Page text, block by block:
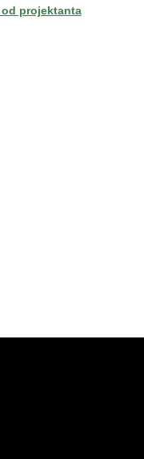
projektanta